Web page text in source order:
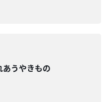
うやきもの